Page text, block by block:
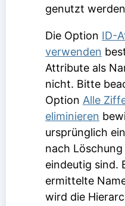
genutzt
Die Option ID-
verwenden
Attribute als
nicht. Bitte
Option Alle
eliminieren
ursprünglich
nach
eindeutig sind.
ermittelte
wird die